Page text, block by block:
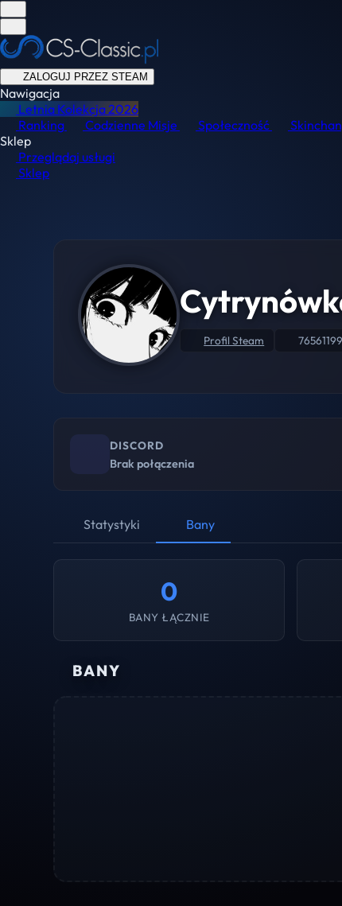
ZALOGUJ PRZEZ STEAM
Nawigacja
Letnia Kolekcja2026
Ranking
Codzienne Misje Społeczność
Sklep
Przeglądaj usługi
Sklep
Profil Steam
DISCORD
Brak połączenia
Statystyki Bany
0
BANY ŁĄCZNIE
BANY